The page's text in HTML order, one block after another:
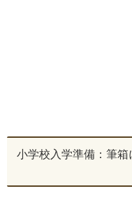
小学校入学準備：筆